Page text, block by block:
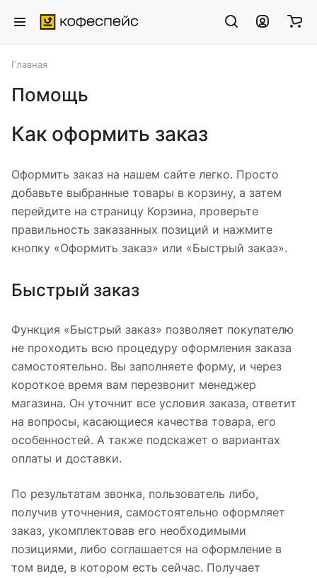
Главная
Помощь
Как оформить заказ
Оформить заказ на нашем сайте легко. Просто
добавьте выбранные товары в корзину, а затем
перейдите на страницу Корзина, проверьте
правильность заказанных позиций и нажмите
кнопку «Оформить заказ» или «Быстрый заказ».
Быстрый заказ
Функция «Быстрый заказ» позволяет покупателю
не проходить всю процедуру оформления заказа
самостоятельно. Вы заполняете форму, и через
короткое время вам перезвонит менеджер
магазина. Он уточнит все условия заказа, ответит
на вопросы, касающиеся качества товара, его
особенностей. А также подскажет о вариантах
оплаты и доставки.
По результатам звонка, пользователь либо,
получив уточнения, самостоятельно оформляет
заказ, укомплектовав его необходимыми
позициями, либо соглашается на оформление в
том виде, в котором есть сейчас. Получает